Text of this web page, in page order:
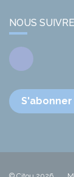
NOUS SUIVRE
Facebook